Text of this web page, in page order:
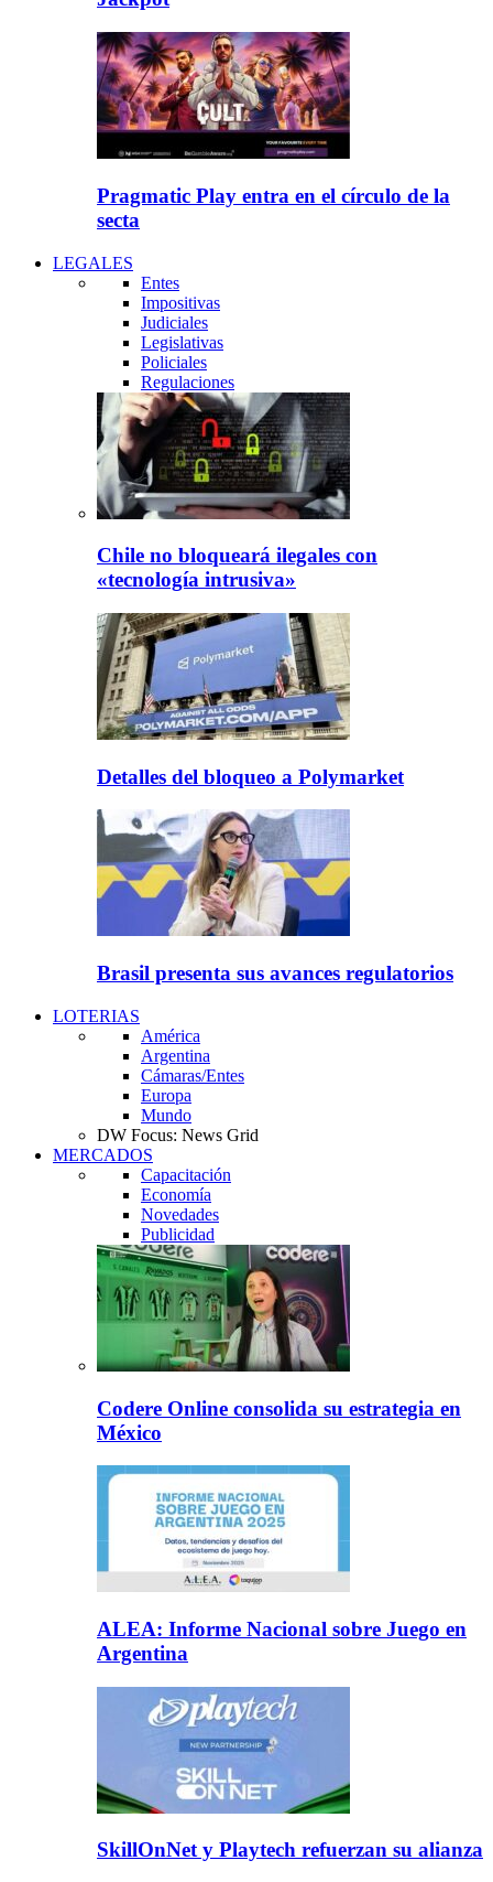
Pragmatic Play entra en el círculo de la
secta
LEGALES
Entes
Impositivas
Judiciales
Legislativas
Policiales
Regulaciones
Chile no bloqueará ilegales con
«tecnología intrusiva»
Detalles del bloqueo a Polymarket
Brasil presenta sus avances regulatorios
LOTERIAS
América
Argentina
Cámaras/Entes
Europa
Mundo
DW Focus: News Grid
MERCADOS
Capacitación
Economía
Novedades
Publicidad
Codere Online consolida su estrategia en
México
ALEA: Informe Nacional sobre Juego en
Argentina
SkillOnNet y Playtech refuerzan su alianza